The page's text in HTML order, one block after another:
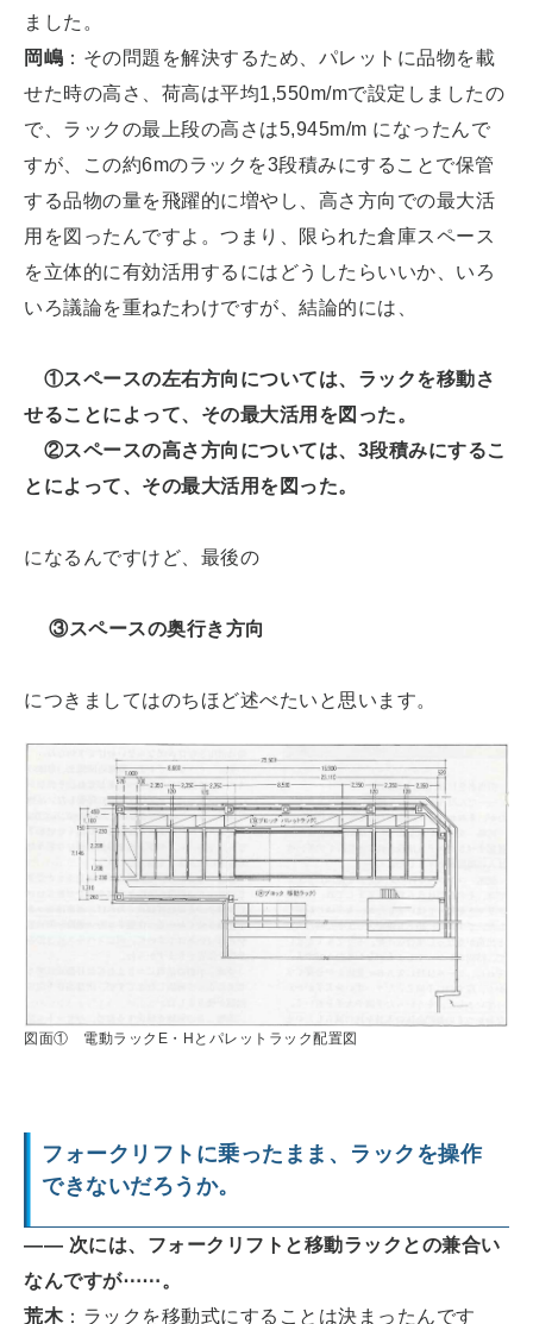
ました。
岡嶋 ：その問題を解決するため、パレットに品物を載
せた時の高さ、荷高は平均1,550m/mで設定しましたの
で、ラックの最上段の高さは5,945m/m になったんで
すが、この約6mのラックを3段積みにすることで保管
する品物の量を飛躍的に増やし、高さ方向での最大活
用を図ったんですよ。つまり、限られた倉庫スペース
を立体的に有効活用するにはどうしたらいいか、いろ
いろ議論を重ねたわけですが、結論的には、
①スペースの左右方向については、ラックを移動さ
せることによって、その最大活用を図った。
②スペースの高さ方向については、3段積みにするこ
とによって、その最大活用を図った。
になるんですけど、最後の
③スペースの奥行き方向
につきましてはのちほど述べたいと思います。
図面① 電動ラックE・Hとパレットラック配置図
フォークリフトに乗ったまま、ラックを操作
できないだろうか。
―― 次には、フォークリフトと移動ラックとの兼合い
なんですが⋯⋯。
荒木：ラックを移動式にすることは決まったんです